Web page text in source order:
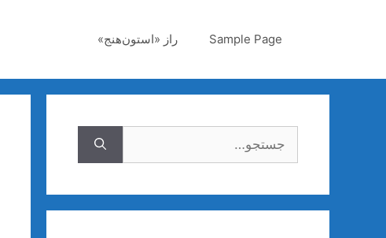
Sample Page راز «استون‌هنج»